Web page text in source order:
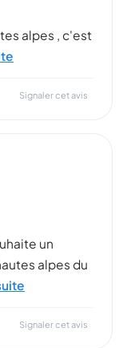
alpes , c'est
Signaler cet avis
un
alpes du
Signaler cet avis